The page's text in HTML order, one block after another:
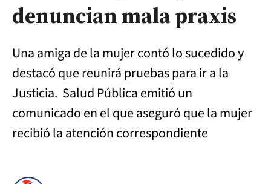
denuncian mala praxis
Una amiga de la mujer contó lo sucedido y
destacó que reunirá pruebas para ir a la
Justicia. Salud Pública emitió un
comunicado en el que aseguró que la mujer
recibió la atención correspondiente